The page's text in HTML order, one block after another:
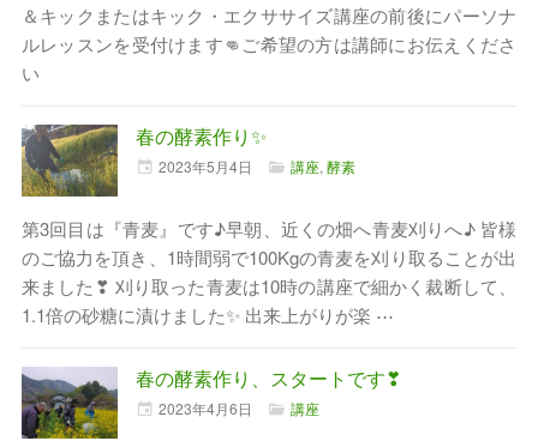
＆キックまたはキック・エクササイズ講座の前後にパーソナ
ルレッスンを受付けます👊ご希望の方は講師にお伝えくださ
い
春の酵素作り✨
2023年5月4日 講座, 酵素
第3回目は『青麦』です♪早朝、近くの畑へ青麦刈りへ♪ 皆様
のご協力を頂き、1時間弱で100Kgの青麦を刈り取ることが出
来ました❣ 刈り取った青麦は10時の講座で細かく裁断して、
1.1倍の砂糖に漬けました✨ 出来上がりが楽 ⋯
春の酵素作り、スタートです❣
2023年4月6日 講座